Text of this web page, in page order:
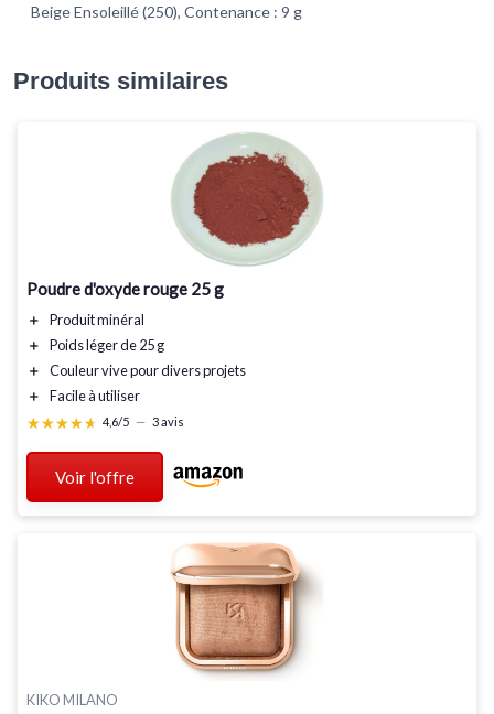
Beige Ensoleillé (250), Contenance : 9 g
Produits similaires
Poudre d'oxyde rouge 25 g
＋ Produitminéral
＋
Poids légerde 25 g
＋
Couleur vivepour divers projets
＋
Facile à utiliser
★★★★★
★★★★★ 4,6/5 — 3 avis
Voir l'offre
KIKO MILANO